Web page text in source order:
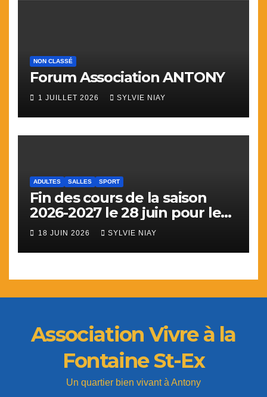
NON CLASSÉ
Forum Association ANTONY
1 JUILLET 2026 SYLVIE NIAY
ADULTES SALLES SPORT
Fin des cours de la saison
2026-2027 le 28 juin pour le
sport
18 JUIN 2026 SYLVIE NIAY
Association Vivre à la
Fontaine St-Ex
Un quartier bien vivant à Antony